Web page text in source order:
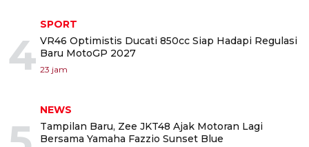
4
SPORT
VR46 Optimistis Ducati 850cc Siap Hadapi Regulasi
Baru MotoGP 2027
23 jam
NEWS
Tampilan Baru, Zee JKT48 Ajak Motoran Lagi
Bersama Yamaha Fazzio Sunset Blue